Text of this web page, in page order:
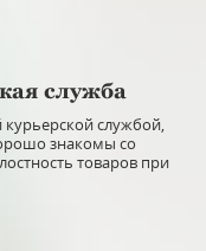
служба
курьерской службой,
знакомы со
товаров при